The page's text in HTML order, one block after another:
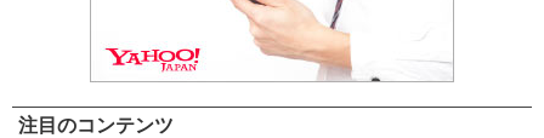
注目のコンテンツ